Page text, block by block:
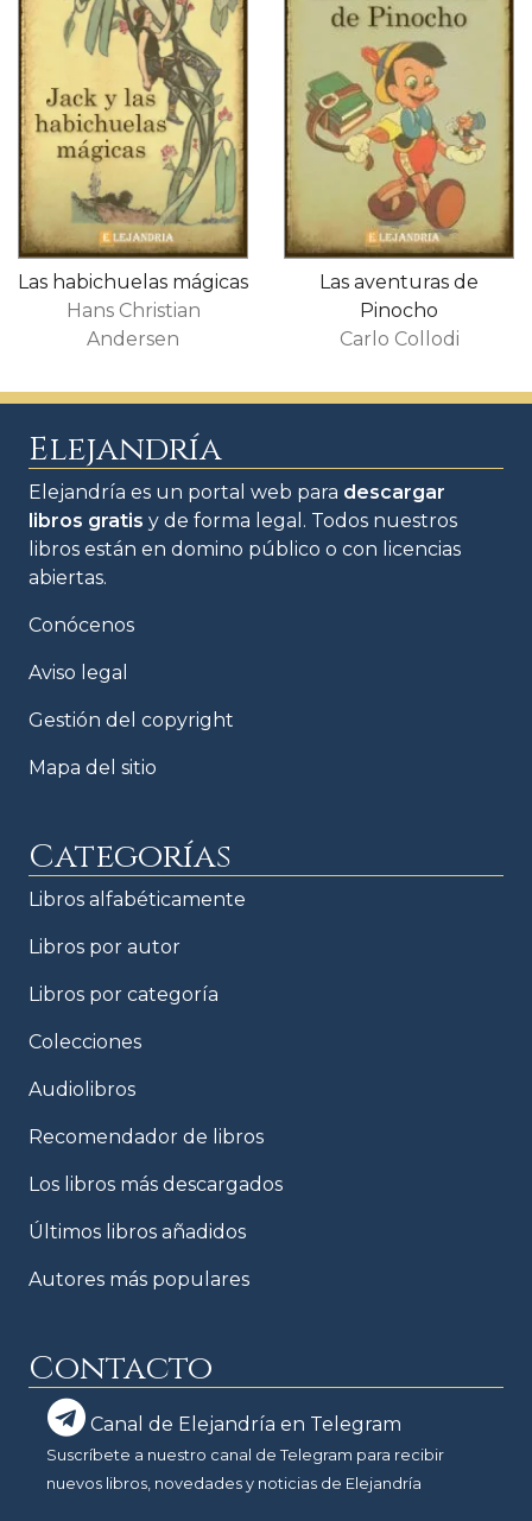
Las habichuelas mágicas
Hans Christian
Andersen
Las aventuras de
Pinocho
Carlo Collodi
Elejandría
Elejandría es un portal web para descargar
libros gratis y de forma legal. Todos nuestros
libros están en domino público o con licencias
abiertas.
Conócenos
Aviso legal
Gestión del copyright
Mapa del sitio
Categorías
Libros alfabéticamente
Libros por autor
Libros por categoría
Colecciones
Audiolibros
Recomendador de libros
Los libros más descargados
Últimos libros añadidos
Autores más populares
Contacto
Canal de Elejandría en Telegram
Suscríbete a nuestro canal de Telegram para recibir
nuevos libros, novedades y noticias de Elejandría